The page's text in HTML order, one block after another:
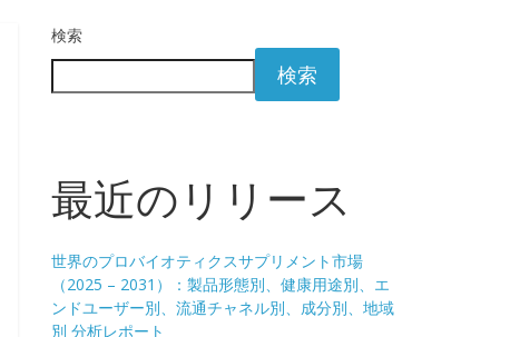
検索
検索
最近のリリース
世界のプロバイオティクスサプリメント市場
（2025 – 2031）：製品形態別、健康用途別、エ
ンドユーザー別、流通チャネル別、成分別、地域
別 分析レポート